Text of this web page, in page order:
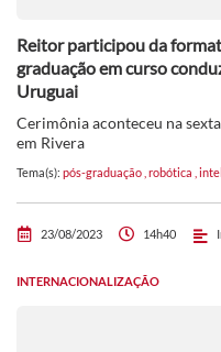
Reitor participou da
graduação em curso
Uruguai
Cerimônia aconteceu na
em Rivera
Tema(s): pós-graduação robótica
23/08/2023 14h40
INTERNACIONALIZAÇÃO